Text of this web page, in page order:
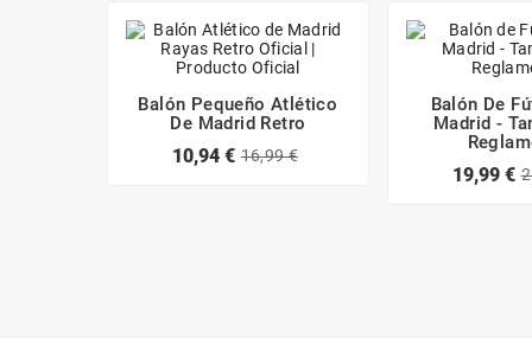
Balón Pequeño Atlético
De Madrid Retro
10,94 € 16,99 €
Balón De
Madrid -
19,99 €